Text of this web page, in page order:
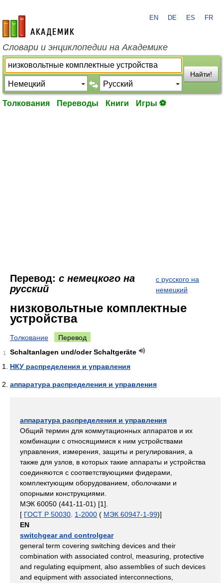
academic.ru
EN DE ES FR
Словари и энциклопедии на Академике
Найти!
Толкования Переводы Книги Игры ⚽
Перевод: с немецкого на
русский
с русского на
немецкий
низковольтные комплектные
устройства
Толкование Перевод
1
Schaltanlagen und/oder Schaltgeräte
НКУ распределения и управления
аппаратура распределения и управления
аппаратура распределения и управления
Общий термин для коммутационных аппаратов и их
комбинации с относящимися к ним устройствами
управления, измерения, защиты и регулирования, а
также для узлов, в которых такие аппараты и устройства
соединяются с соответствующими фидерами,
комплектующим оборудованием, оболочками и
опорными конструкциями.
МЭК 60050 (441-11-01) [1].
[ ГОСТ Р 50030 1-2000 ( МЭК 60947-1-99)]
EN
switchgear and controlgear
general term covering switching devices and their
combination with associated control, measuring, protective
and regulating equipment, also assemblies of such devices
and equipment with associated interconnections,